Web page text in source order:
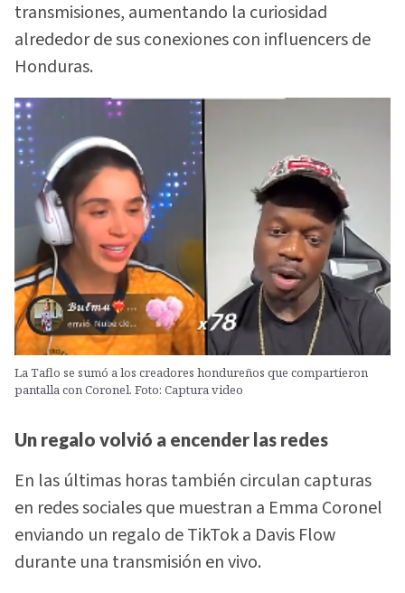
transmisiones, aumentando la curiosidad
alrededor de sus conexiones con influencers de
Honduras.
La Taflo se sumó a los creadores hondureños que compartieron
pantalla con Coronel. Foto: Captura video
Un regalo volvió a encender las redes
En las últimas horas también circulan capturas
en redes sociales que muestran a Emma Coronel
enviando un regalo de TikTok a Davis Flow
durante una transmisión en vivo.